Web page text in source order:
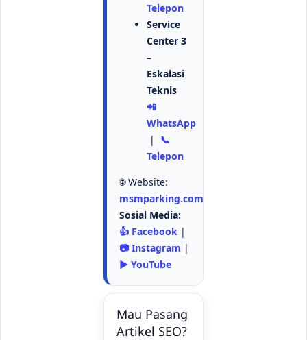
Telepon
Service
Center 3
–
Eskalasi
Teknis
📲
WhatsApp
| 📞
Telepon
🌐 Website:
msmparking.com
Sosial Media:
👍 Facebook |
📷 Instagram |
▶️ YouTube
Mau Pasang
Artikel SEO?